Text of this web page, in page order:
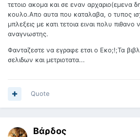
τετοιο ακομα και σε εναν αρχαριο(εμενα
κουλο.Απο αυτα που καταλαβα, ο τυπος
μπλεξεις με κατι τετοια ειναι πολυ πιθανο
αναγνωστης.
Φανταζεστε να εγραφε ετσι ο Εκο;!;Τα
σελιδων και μετριοτατα...
Quote
Βάρδος